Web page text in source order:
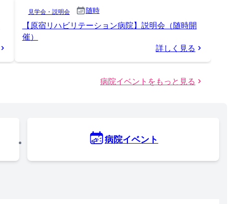
見学会・説明会 随時
【原宿リハビリテーション病院】説明会（随時開
催）
詳しく見る
病院イベントをもっと見る
病院イベント